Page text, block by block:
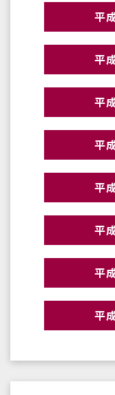
平
平
平
平
平
平
平
平